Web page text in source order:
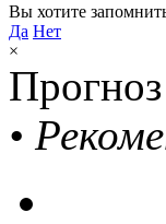
Вы хотите
Да Нет
×
•